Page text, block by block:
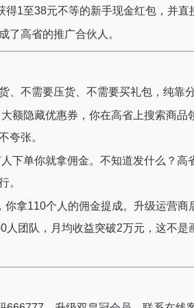
1至38元不等的新手现金红包，并直
了高省的推广合伙人。
不需要压货、不需要买礼包，纯靠分
额隐藏优惠券，你在高省上搜索商品
夸张。
下单你就拿佣金。不知道发什么？高
。
拿110个人的佣金提成。升级运营商
团队，月均收益突破2万元，这不是